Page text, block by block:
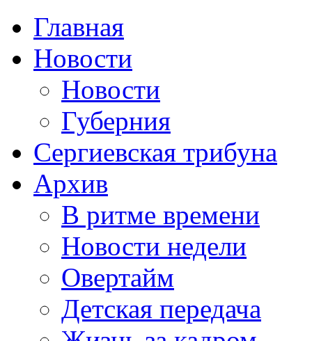
Главная
Новости
Новости
Губерния
Сергиевская трибуна
Архив
В ритме времени
Новости недели
Овертайм
Детская передача